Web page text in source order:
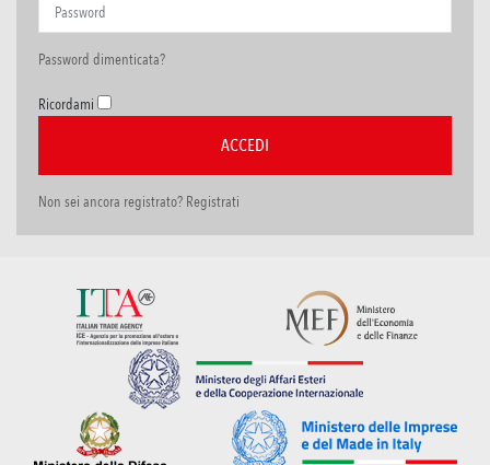
Password dimenticata?
Ricordami
Non sei ancora registrato? Registrati